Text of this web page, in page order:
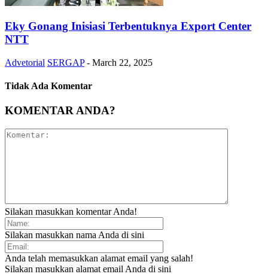
Eky Gonang Inisiasi Terbentuknya Export Center
NTT
Advetorial SERGAP - March 22, 2025
Tidak Ada Komentar
KOMENTAR ANDA?
Silakan masukkan komentar Anda!
Silakan masukkan nama Anda di sini
Anda telah memasukkan alamat email yang salah!
Silakan masukkan alamat email Anda di sini